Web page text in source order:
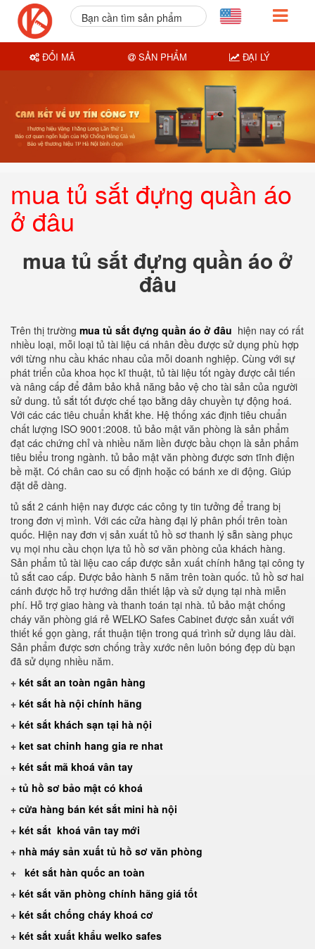
mua tủ sắt đựng quần áo
ở đâu
mua tủ sắt đựng quần áo ở
đâu
Trên thị trường mua tủ sắt đựng quần áo ở đâu hiện nay có rất
nhiều loại, mỗi loại tủ tài liệu cá nhân đều được sử dụng phù hợp
với từng nhu cầu khác nhau của mỗi doanh nghiệp. Cùng với sự
phát triển của khoa học kĩ thuật, tủ tài liệu tốt ngày được cải tiến
và nâng cấp để đảm bảo khả năng bảo vệ cho tài sản của người
sử dung. tủ sắt tốt được chế tạo bằng dây chuyền tự động hoá.
Với các các tiêu chuẩn khắt khe. Hệ thống xác định tiêu chuẩn
chất lượng ISO 9001:2008. tủ bảo mật văn phòng là sản phẩm
đạt các chứng chỉ và nhiều năm liền được bầu chọn là sản phẩm
tiêu biểu trong ngành. tủ bảo mật văn phòng được sơn tĩnh điện
bề mặt. Có chân cao su cố định hoặc có bánh xe di động. Giúp
đặt dễ dàng.
tủ sắt 2 cánh hiện nay được các công ty tin tưởng để trang bị
trong đơn vị mình. Với các cửa hàng đại lý phân phối trên toàn
quốc. Hiện nay đơn vị sản xuất tủ hồ sơ thanh lý sẵn sàng phục
vụ mọi nhu cầu chọn lựa tủ hồ sơ văn phòng của khách hàng.
Sản phẩm tủ tài liệu cao cấp được sản xuất chính hãng tại công ty
tủ sắt cao cấp. Được bảo hành 5 năm trên toàn quốc. tủ hồ sơ hai
cánh được hỗ trợ hướng dẫn thiết lập và sử dụng tại nhà miễn
phí. Hỗ trợ giao hàng và thanh toán tại nhà. tủ bảo mật chống
cháy văn phòng giá rẻ WELKO Safes Cabinet được sản xuất với
thiết kế gọn gàng, rất thuận tiện trong quá trình sử dụng lâu dài.
Sản phẩm được sơn chống trầy xước nên luôn bóng đẹp dù bạn
đã sử dụng nhiều năm.
+ két sắt an toàn ngân hàng
+ két sắt hà nội chính hãng
+ két sắt khách sạn tại hà nội
+ ket sat chinh hang gia re nhat
+ két sắt mã khoá vân tay
+ tủ hồ sơ bảo mật có khoá
+ cửa hàng bán két sắt mini hà nội
+ két sắt khoá vân tay mới
+ nhà máy sản xuất tủ hồ sơ văn phòng
+ két sắt hàn quốc an toàn
+ két sắt văn phòng chính hãng giá tốt
+ két sắt chống cháy khoá cơ
+ két sắt xuất khẩu welko safes
Bạn cần tìm sản phẩm
ĐỔI MÃ SẢN PHẨM ĐẠI LÝ